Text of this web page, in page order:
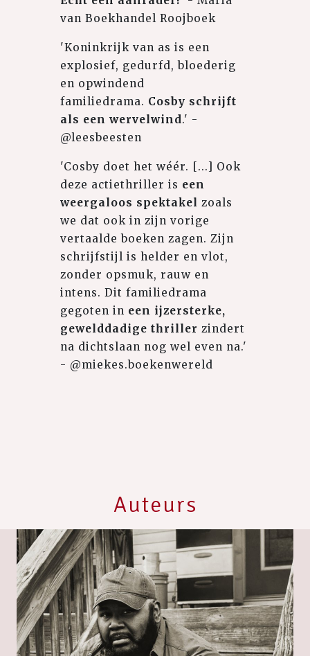
van Boekhandel Roojboek
'Koninkrijk van as is een
explosief, gedurfd, bloederig
en opwindend
familiedrama. Cosby schrijft
als een wervelwind.' -
@leesbeesten
'Cosby doet het wéér. [...] Ook
deze actiethriller is een
weergaloos spektakel zoals
we dat ook in zijn vorige
vertaalde boeken zagen. Zijn
schrijfstijl is helder en vlot,
zonder opsmuk, rauw en
intens. Dit familiedrama
gegoten in een ijzersterke,
gewelddadige thriller zindert
na dichtslaan nog wel even na.'
- @miekes.boekenwereld
Auteurs